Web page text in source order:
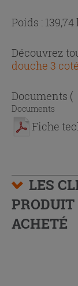
Poids : 139,74
Découvrez
douche 3
Documents (
Documents
Fiche
LES
ACHETÉ